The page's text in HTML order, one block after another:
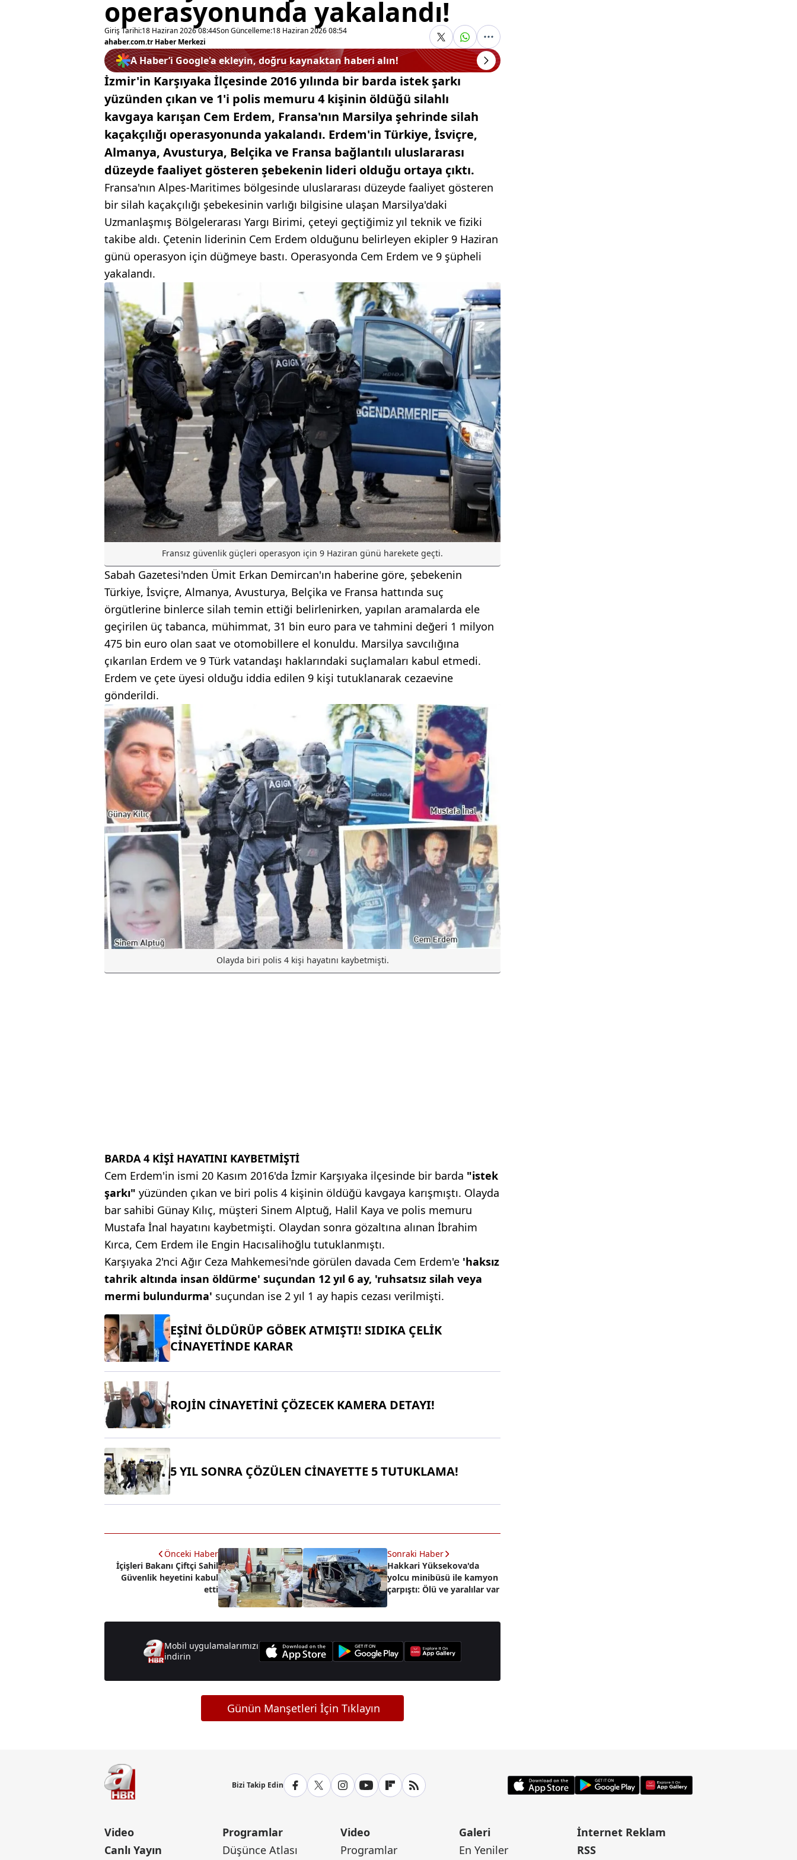
operasyonunda yakalandı!
Giriş Tarihi:18 Haziran 2026 08:44Son Güncelleme:18 Haziran 2026 08:54
ahaber.com.tr Haber Merkezi
A Haber’i Google'a ekleyin, doğru kaynaktan haberi alın!
İzmir'in Karşıyaka İlçesinde 2016 yılında bir barda istek şarkı
yüzünden çıkan ve 1'i polis memuru 4 kişinin öldüğü silahlı
kavgaya karışan Cem Erdem, Fransa'nın Marsilya şehrinde silah
kaçakçılığı operasyonunda yakalandı. Erdem'in Türkiye, İsviçre,
Almanya, Avusturya, Belçika ve Fransa bağlantılı uluslararası
düzeyde faaliyet gösteren şebekenin lideri olduğu ortaya çıktı.
Fransa'nın Alpes-Maritimes bölgesinde uluslararası düzeyde faaliyet gösteren
bir silah kaçakçılığı şebekesinin varlığı bilgisine ulaşan Marsilya'daki
Uzmanlaşmış Bölgelerarası Yargı Birimi, çeteyi geçtiğimiz yıl teknik ve fiziki
takibe aldı. Çetenin liderinin Cem Erdem olduğunu belirleyen ekipler 9 Haziran
günü operasyon için düğmeye bastı. Operasyonda Cem Erdem ve 9 şüpheli
yakalandı.
Fransız güvenlik güçleri operasyon için 9 Haziran günü harekete geçti.
Sabah Gazetesi'nden Ümit Erkan Demircan'ın haberine göre, şebekenin
Türkiye, İsviçre, Almanya, Avusturya, Belçika ve Fransa hattında suç
örgütlerine binlerce silah temin ettiği belirlenirken, yapılan aramalarda ele
geçirilen üç tabanca, mühimmat, 31 bin euro para ve tahmini değeri 1 milyon
475 bin euro olan saat ve otomobillere el konuldu. Marsilya savcılığına
çıkarılan Erdem ve 9 Türk vatandaşı haklarındaki suçlamaları kabul etmedi.
Erdem ve çete üyesi olduğu iddia edilen 9 kişi tutuklanarak cezaevine
gönderildi.
Olayda biri polis 4 kişi hayatını kaybetmişti.
BARDA 4 KİŞİ HAYATINI KAYBETMİŞTİ
Cem Erdem'in ismi 20 Kasım 2016'da İzmir Karşıyaka ilçesinde bir barda "istek
şarkı" yüzünden çıkan ve biri polis 4 kişinin öldüğü kavgaya karışmıştı. Olayda
bar sahibi Günay Kılıç, müşteri Sinem Alptuğ, Halil Kaya ve polis memuru
Mustafa İnal hayatını kaybetmişti. Olaydan sonra gözaltına alınan İbrahim
Kırca, Cem Erdem ile Engin Hacısalihoğlu tutuklanmıştı.
Karşıyaka 2'nci Ağır Ceza Mahkemesi'nde görülen davada Cem Erdem'e 'haksız
tahrik altında insan öldürme' suçundan 12 yıl 6 ay, 'ruhsatsız silah veya
mermi bulundurma' suçundan ise 2 yıl 1 ay hapis cezası verilmişti.
EŞİNİ ÖLDÜRÜP GÖBEK ATMIŞTI! SIDIKA ÇELİK
CİNAYETİNDE KARAR
ROJİN CİNAYETİNİ ÇÖZECEK KAMERA DETAYI!
5 YIL SONRA ÇÖZÜLEN CİNAYETTE 5 TUTUKLAMA!
Önceki Haber
İçişleri Bakanı Çiftçi Sahil
Güvenlik heyetini kabul
etti
Sonraki Haber
Hakkari Yüksekova'da
yolcu minibüsü ile kamyon
çarpıştı: Ölü ve yaralılar var
Mobil uygulamalarımızı
indirin
Günün Manşetleri İçin Tıklayın
Bizi Takip Edin
Video
Canlı Yayın
Programlar
Düşünce Atlası
Video
Programlar
Galeri
En Yeniler
İnternet Reklam
RSS